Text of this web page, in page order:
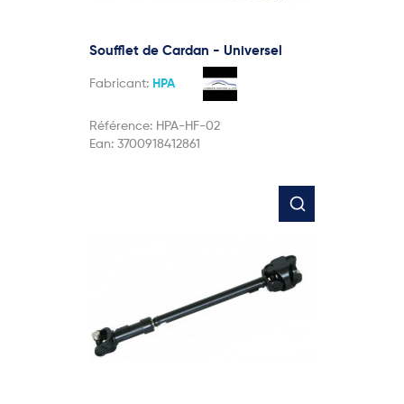
Soufflet de Cardan - Universel
Fabricant: HPA
Référence: HPA-HF-02
Ean: 3700918412861